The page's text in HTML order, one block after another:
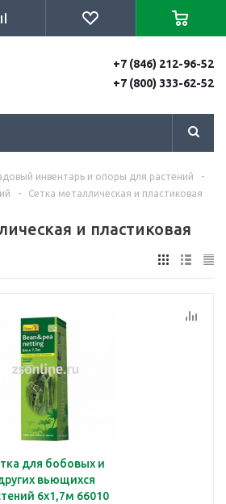
+7 (846) 212-96-52
+7 (800) 333-62-52
инвентарь и опоры для растений
-
- Сетка металлическая и пластиковая
и пластиковая
для бобовых и
вьющихся
6х1,7м 66010